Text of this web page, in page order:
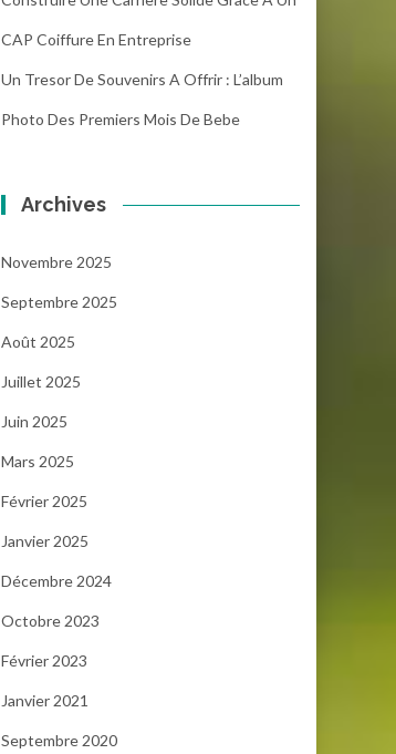
CAP Coiffure En Entreprise
Un Tresor De Souvenirs A Offrir : L’album
Photo Des Premiers Mois De Bebe
Archives
Novembre 2025
Septembre 2025
Août 2025
Juillet 2025
Juin 2025
Mars 2025
Février 2025
Janvier 2025
Décembre 2024
Octobre 2023
Février 2023
Janvier 2021
Septembre 2020